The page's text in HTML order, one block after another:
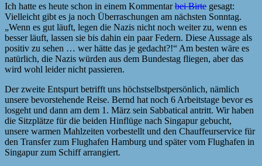
Ich hatte es heute schon in einem Kommentarbei Birte gesagt:
Vielleicht gibt es ja noch Überraschungen am nächsten Sonntag.
„Wenn es gut läuft, legen die Nazis nicht noch weiter zu, wenn es
besser läuft, lassen sie bis dahin ein paar Federn. Diese Aussage als
positiv zu sehen … wer hätte das je gedacht?!“ Am besten wäre es
natürlich, die Nazis würden aus dem Bundestag fliegen, aber das
wird wohl leider nicht passieren.
Der zweite Entspurt betrifft uns höchstselbstpersönlich, nämlich
unsere bevorstehende Reise. Bernd hat noch 6 Arbeitstage bevor es
losgeht und dann am dem 1. März sein Sabbatical antritt. Wir haben
die Sitzplätze für die beiden Hinflüge nach Singapur gebucht,
unsere warmen Mahlzeiten vorbestellt und den Chauffeurservice für
den Transfer zum Flughafen Hamburg und später vom Flughafen in
Singapur zum Schiff arrangiert.